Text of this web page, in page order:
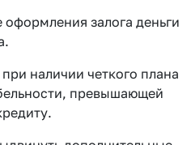
оформления залога деньги
наличии четкого плана
превышающей